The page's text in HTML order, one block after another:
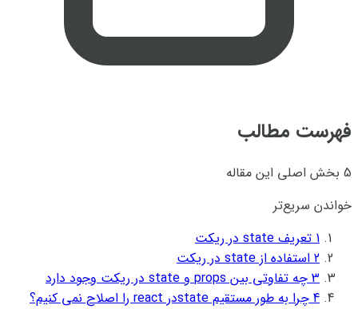
فهرست مطالب
5 بخش اصلی این مقاله
خواندن سریع‌تر
1 تعریف state در ریکت
2 استفاده از state در ریکت
3 چه تفاوتی بین props و state در ریکت وجود دارد
4 چرا به طور مستقیم stateدر react را اصلاح نمی کنیم؟